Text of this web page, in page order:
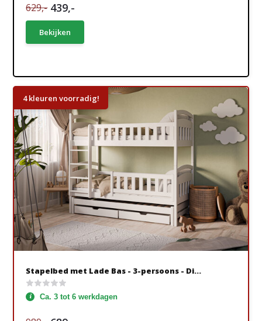
629,- 439,-
Bekijken
4 kleuren voorradig!
Stapelbed met Lade Bas - 3-persoons - Di...
Ca. 3 tot 6 werkdagen